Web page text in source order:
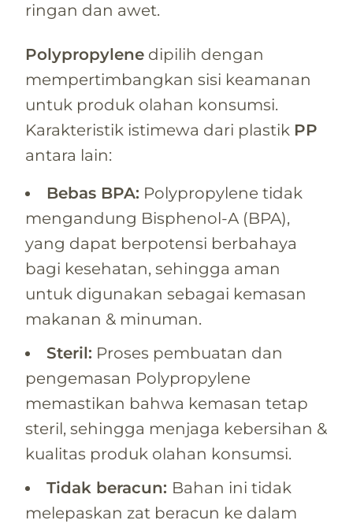
ringan dan awet.
Polypropylene dipilih dengan
mempertimbangkan sisi keamanan
untuk produk olahan konsumsi.
Karakteristik istimewa dari plastik PP
antara lain:
Bebas BPA: Polypropylene tidak
mengandung Bisphenol-A (BPA),
yang dapat berpotensi berbahaya
bagi kesehatan, sehingga aman
untuk digunakan sebagai kemasan
makanan & minuman.
Steril: Proses pembuatan dan
pengemasan Polypropylene
memastikan bahwa kemasan tetap
steril, sehingga menjaga kebersihan &
kualitas produk olahan konsumsi.
Tidak beracun: Bahan ini tidak
melepaskan zat beracun ke dalam